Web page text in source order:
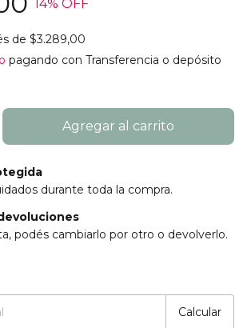
14% OFF
de $3.289,00
pagando con Transferencia o depósito
durante toda la compra.
podés cambiarlo por otro o devolverlo.
Calcular